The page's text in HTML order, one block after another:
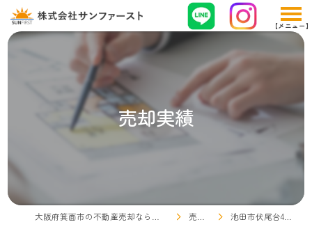
売却実績
売却実績 池田市伏尾台4丁目 中古戸建